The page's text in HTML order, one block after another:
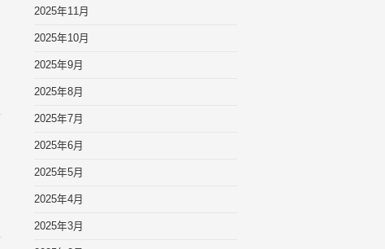
2025年11月
2025年10月
2025年9月
2025年8月
2025年7月
2025年6月
2025年5月
2025年4月
2025年3月